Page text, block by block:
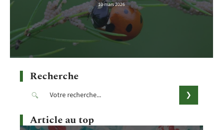
10 mars 2026
Recherche
Article au top